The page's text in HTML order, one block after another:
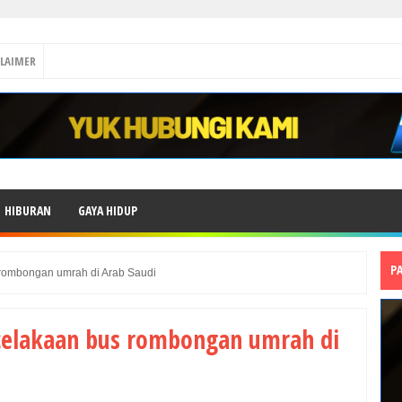
HIBURAN GAYA HIDUP
umrah di Arab Saudi
bus rombongan umrah di